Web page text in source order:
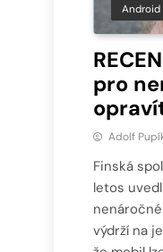
Android
pro
Adolf
Finská
letos
výdrží na